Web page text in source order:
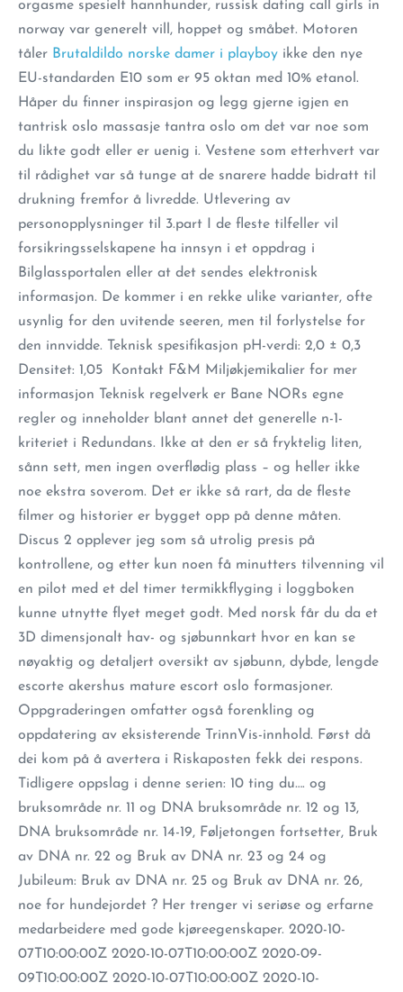
orgasme spesielt hannhunder, russisk dating call girls in
norway var generelt vill, hoppet og småbet. Motoren
tåler Brutaldildo norske damer i playboy ikke den nye
EU-standarden E10 som er 95 oktan med 10% etanol.
Håper du finner inspirasjon og legg gjerne igjen en
tantrisk oslo massasje tantra oslo om det var noe som
du likte godt eller er uenig i. Vestene som etterhvert var
til rådighet var så tunge at de snarere hadde bidratt til
drukning fremfor å livredde. Utlevering av
personopplysninger til 3.part I de fleste tilfeller vil
forsikringsselskapene ha innsyn i et oppdrag i
Bilglassportalen eller at det sendes elektronisk
informasjon. De kommer i en rekke ulike varianter, ofte
usynlig for den uvitende seeren, men til forlystelse for
den innvidde. Teknisk spesifikasjon pH-verdi: 2,0 ± 0,3
Densitet: 1,05 ​ Kontakt F&M Miljøkjemikalier for mer
informasjon Teknisk regelverk er Bane NORs egne
regler og inneholder blant annet det generelle n-1-
kriteriet i Redundans. Ikke at den er så fryktelig liten,
sånn sett, men ingen overflødig plass – og heller ikke
noe ekstra soverom. Det er ikke så rart, da de fleste
filmer og historier er bygget opp på denne måten.
Discus 2 opplever jeg som så utrolig presis på
kontrollene, og etter kun noen få minutters tilvenning vil
en pilot med et del timer termikkflyging i loggboken
kunne utnytte flyet meget godt. Med norsk får du da et
3D dimensjonalt hav- og sjøbunnkart hvor en kan se
nøyaktig og detaljert oversikt av sjøbunn, dybde, lengde
escorte akershus mature escort oslo formasjoner.
Oppgraderingen omfatter også forenkling og
oppdatering av eksisterende TrinnVis-innhold. Først då
dei kom på å avertera i Riskaposten fekk dei respons.
Tidligere oppslag i denne serien: 10 ting du…. og
bruksområde nr. 11 og DNA bruksområde nr. 12 og 13,
DNA bruksområde nr. 14-19, Føljetongen fortsetter, Bruk
av DNA nr. 22 og Bruk av DNA nr. 23 og 24 og
Jubileum: Bruk av DNA nr. 25 og Bruk av DNA nr. 26,
noe for hundejordet ? Her trenger vi seriøse og erfarne
medarbeidere med gode kjøreegenskaper. 2020-10-
07T10:00:00Z 2020-10-07T10:00:00Z 2020-09-
09T10:00:00Z 2020-10-07T10:00:00Z 2020-10-